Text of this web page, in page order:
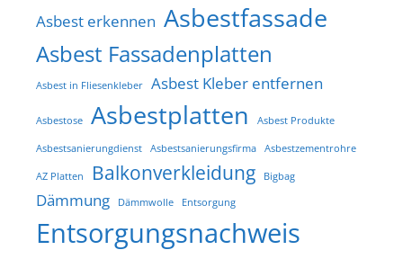
Asbest erkennen Asbestfassade
Asbest Fassadenplatten
Asbest in Fliesenkleber Asbest Kleber entfernen
Asbestose Asbestplatten Asbest Produkte
Asbestsanierungdienst Asbestsanierungsfirma Asbestzementrohre
AZ Platten Balkonverkleidung Bigbag
Dämmung Dämmwolle Entsorgung
Entsorgungsnachweis